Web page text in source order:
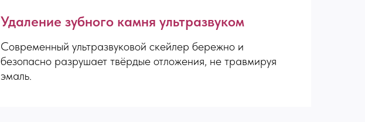
Удаление зубного камня ультразвуком
Современный ультразвуковой скейлер бережно и
безопасно разрушает твёрдые отложения, не травмируя
эмаль.